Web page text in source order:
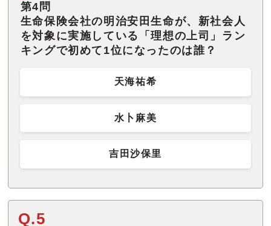
第4問
生命保険会社の明治安田生命が、新社会人
を対象に実施している「理想の上司」ラン
キングで初めて1位になったのは誰？
天海祐希
水卜麻美
吉田沙保里
Q.5